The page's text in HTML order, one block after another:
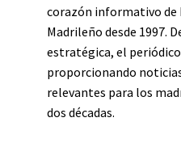
corazón informativo de
Madrileño desde 1997.
estratégica, el
proporcionando
relevantes para los
dos décadas.